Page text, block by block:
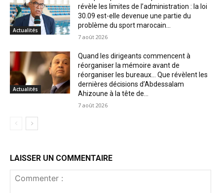
Actualités
révèle les limites de l’administration : la loi
30.09 est-elle devenue une partie du
problème du sport marocain...
7 août 2026
Actualités
Quand les dirigeants commencent à
réorganiser la mémoire avant de
réorganiser les bureaux… Que révèlent les
dernières décisions d’Abdessalam
Ahizoune à la tête de...
7 août 2026
LAISSER UN COMMENTAIRE